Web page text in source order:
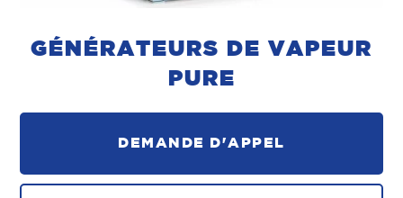
GÉNÉRATEURS DE VAPEUR
PURE
DEMANDE D'APPEL